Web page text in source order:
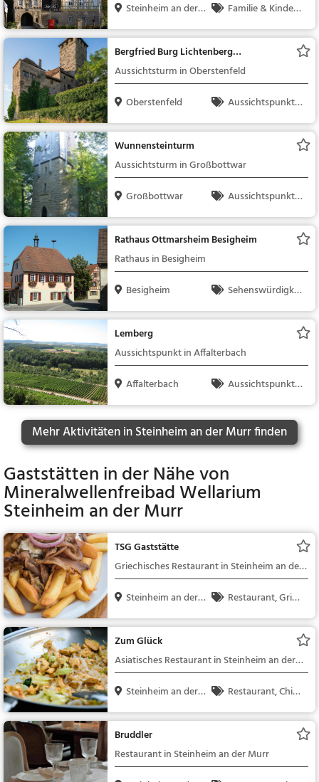
Steinheim an der
Mur...
Familie & Kinder,
Sehenswürdigkeit
Bergfried Burg Lichtenberg
(Oberstenfeld)
Aussichtsturm in Oberstenfeld
Oberstenfeld
Aussichtspunkt, F
amilie & Kinder, Natu
r
Wunnensteinturm
Aussichtsturm in Großbottwar
Großbottwar
Aussichtspunkt, F
amilie & Kinder, Natu
r
Rathaus Ottmarsheim Besigheim
Rathaus in Besigheim
Besigheim
Sehenswürdigkei
t
Lemberg
Aussichtspunkt in Affalterbach
Affalterbach
Aussichtspunkt, F
amilie & Kinder, Natu
r
Mehr Aktivitäten in Steinheim an der Murr finden
Gaststätten in der Nähe von
Mineralwellenfreibad Wellarium
Steinheim an der Murr
TSG Gaststätte
Griechisches Restaurant in Steinheim an der
Murr
Steinheim an der
Mur...
Restaurant, Griec
hisch, Gyros, Mittage
ssen, Abendessen
Zum Glück
Asiatisches Restaurant in Steinheim an der
Murr
Steinheim an der
Mur...
Restaurant, Chine
sisch, Asiatisch, Aben
dessen, Mittagessen,
Bruddler
Restaurant in Steinheim an der Murr